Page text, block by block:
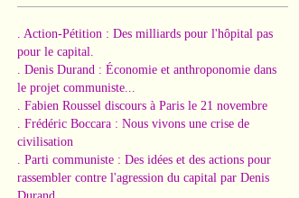
. Action-Pétition : Des milliards pour l'hôpital pas
pour le capital.
. Denis Durand : Économie et anthroponomie dans
le projet communiste...
. Fabien Roussel discours à Paris le 21 novembre
. Frédéric Boccara : Nous vivons une crise de
civilisation
. Parti communiste : Des idées et des actions pour
rassembler contre l'agression du capital par Denis